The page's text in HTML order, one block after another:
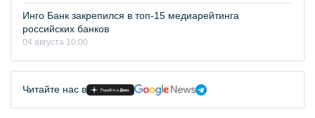
Инго Банк закрепился в топ-15 медиарейтинга
российских банков
04 августа 10:00
Читайте нас в